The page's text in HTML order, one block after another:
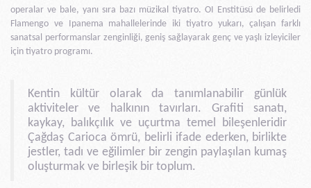
operalar ve bale, yanı sıra bazı müzikal tiyatro. OI Enstitüsü de belirledi
Flamengo ve Ipanema mahallelerinde iki tiyatro yukarı, çalışan farklı
sanatsal performanslar zenginliği, geniş sağlayarak genç ve yaşlı izleyiciler
için tiyatro programı.
Kentin kültür olarak da tanımlanabilir günlük
aktiviteler ve halkının tavırları. Grafiti sanatı,
kaykay, balıkçılık ve uçurtma temel bileşenleridir
Çağdaş Carioca ömrü, belirli ifade ederken, birlikte
jestler, tadı ve eğilimler bir zengin paylaşılan kumaş
oluşturmak ve birleşik bir toplum.